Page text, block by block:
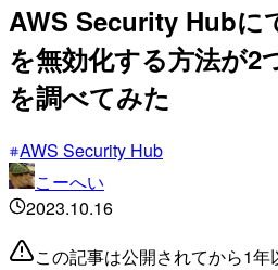
AWS Security Hubに
を無効化する方法が2
を調べてみた
AWS Security Hub
こーへい
2023.10.16
この記事は公開されてから1